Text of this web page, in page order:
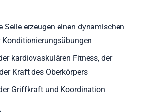
Seile erzeugen einen dynamischen
kardiovaskulären Fitness, der
Kraft des Oberkörpers
Griffkraft und Koordination